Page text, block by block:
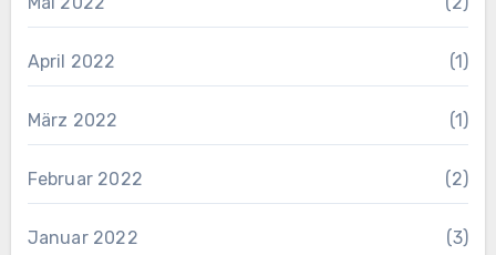
April 2022 (1)
März 2022 (1)
Februar 2022 (2)
Januar 2022 (3)